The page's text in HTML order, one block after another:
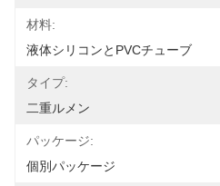
材料:
液体シリコンとPVCチューブ
タイプ:
二重ルメン
パッケージ:
個別パッケージ